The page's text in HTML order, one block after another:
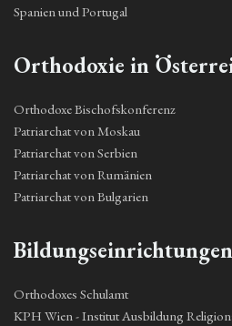
Spanien und Portugal
Orthodoxie in
Orthodoxe Bischofskonferenz
Patriarchat von Moskau
Patriarchat von Serbien
Patriarchat von Rumänien
Patriarchat von Bulgarien
Bildungseinrichtungen
Orthodoxes Schulamt
KPH Wien - Institut Ausbildung